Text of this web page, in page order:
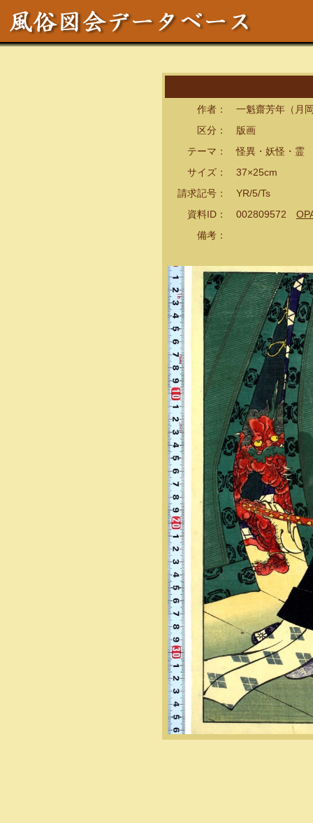
作者： 一魁齋芳年（月岡
区分： 版画
テーマ： 怪異・妖怪・霊
サイズ： 37×25cm
請求記号： YR/5/Ts
資料ID： 002809572
備考：